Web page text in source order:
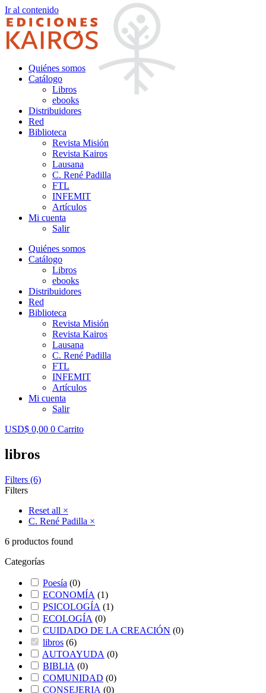
Ir al contenido
Quiénes somos
Catálogo
Libros
ebooks
Distribuidores
Red
Biblioteca
Revista Misión
Revista Kairos
Lausana
C. René Padilla
FTL
INFEMIT
Artículos
Mi cuenta
Salir
Quiénes somos
Catálogo
Libros
ebooks
Distribuidores
Red
Biblioteca
Revista Misión
Revista Kairos
Lausana
C. René Padilla
FTL
INFEMIT
Artículos
Mi cuenta
Salir
USD$ 0,00 0 Carrito
libros
Filters (6)
Filters
Reset all ×
C. René Padilla ×
6 productos found
Categorías
Poesía (0)
ECONOMÍA (1)
PSICOLOGÍA (1)
ECOLOGÍA (0)
CUIDADO DE LA CREACIÓN (0)
libros (6)
AUTOAYUDA (0)
BIBLIA (0)
COMUNIDAD (0)
CONSEJERIA (0)